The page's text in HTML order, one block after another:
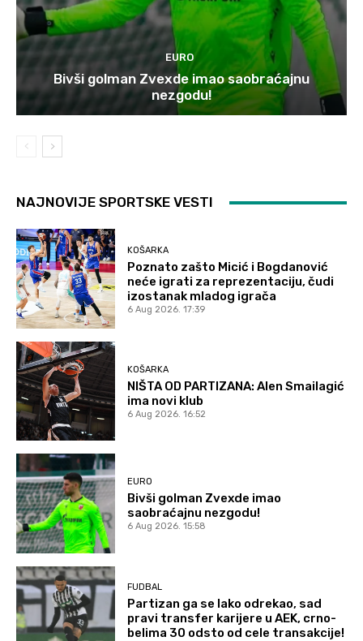
EURO
Bivši golman Zvexde imao saobraćajnu
nezgodu!
NAJNOVIJE SPORTSKE VESTI
KOŠARKA
Poznato zašto Micić i Bogdanović
neće igrati za reprezentaciju, čudi
izostanak mladog igrača
6 Aug 2026. 17:39
KOŠARKA
NIŠTA OD PARTIZANA: Alen Smailagić
ima novi klub
6 Aug 2026. 16:52
EURO
Bivši golman Zvexde imao
saobraćajnu nezgodu!
6 Aug 2026. 15:58
FUDBAL
Partizan ga se lako odrekao, sad
pravi transfer karijere u AEK, crno-
belima 30 odsto od cele transakcije!